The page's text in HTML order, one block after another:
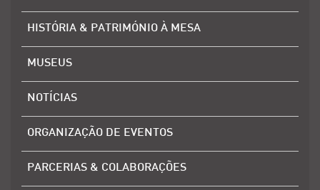
HISTÓRIA & PATRIMÓNIO À MESA
MUSEUS
NOTÍCIAS
ORGANIZAÇÃO DE EVENTOS
PARCERIAS & COLABORAÇÕES